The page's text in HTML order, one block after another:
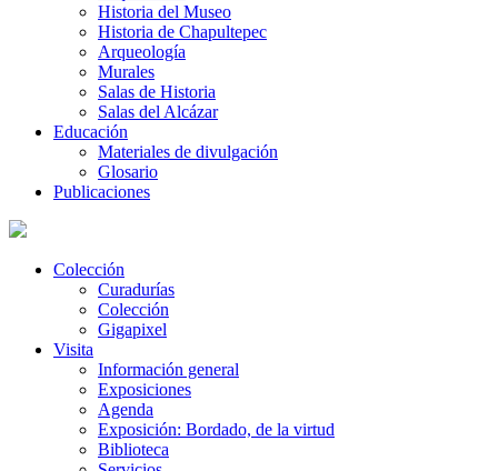
Historia del Museo
Historia de Chapultepec
Arqueología
Murales
Salas de Historia
Salas del Alcázar
Educación
Materiales de divulgación
Glosario
Publicaciones
Colección
Curadurías
Colección
Gigapixel
Visita
Información general
Exposiciones
Agenda
Exposición: Bordado, de la virtud
Biblioteca